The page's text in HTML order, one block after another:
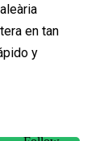
en tan
y